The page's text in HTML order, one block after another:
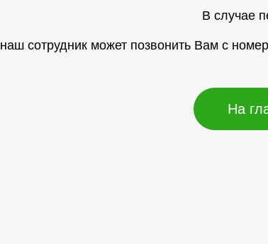
На
В случае
наш сотрудник может позвонить Вам с